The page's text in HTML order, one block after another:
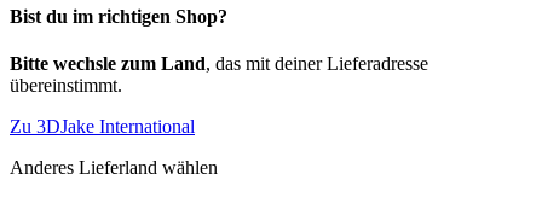
Bist du im richtigen Shop?
Bitte wechsle zum Land, das mit deiner Lieferadresse
übereinstimmt.
Zu 3DJake International
Anderes Lieferland wählen